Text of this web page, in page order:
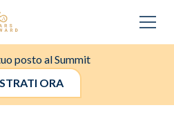
posto al Summit
ORA